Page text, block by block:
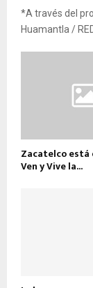
*A través del
Huamantla /
Zacatelco está
Ven y Vive la...